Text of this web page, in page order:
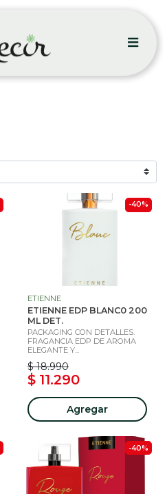
-40%
ETIENNE
ETIENNE EDP BLANC0 200
ML DET.
PACKAGING CON DETALLES.
FRAGANCIA EDP DE AROMA
ELEGANTE Y...
$ 18.990
$ 11.290
Agregar
-40%